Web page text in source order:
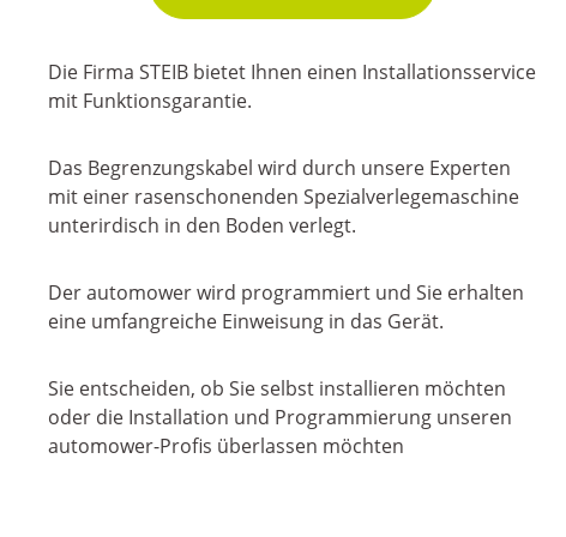
Die Firma STEIB bietet Ihnen einen Installationsservice
mit Funktionsgarantie.
Das Begrenzungskabel wird durch unsere Experten
mit einer rasenschonenden Spezialverlegemaschine
unterirdisch in den Boden verlegt.
Der automower wird programmiert und Sie erhalten
eine umfangreiche Einweisung in das Gerät.
Sie entscheiden, ob Sie selbst installieren möchten
oder die Installation und Programmierung unseren
automower-Profis überlassen möchten